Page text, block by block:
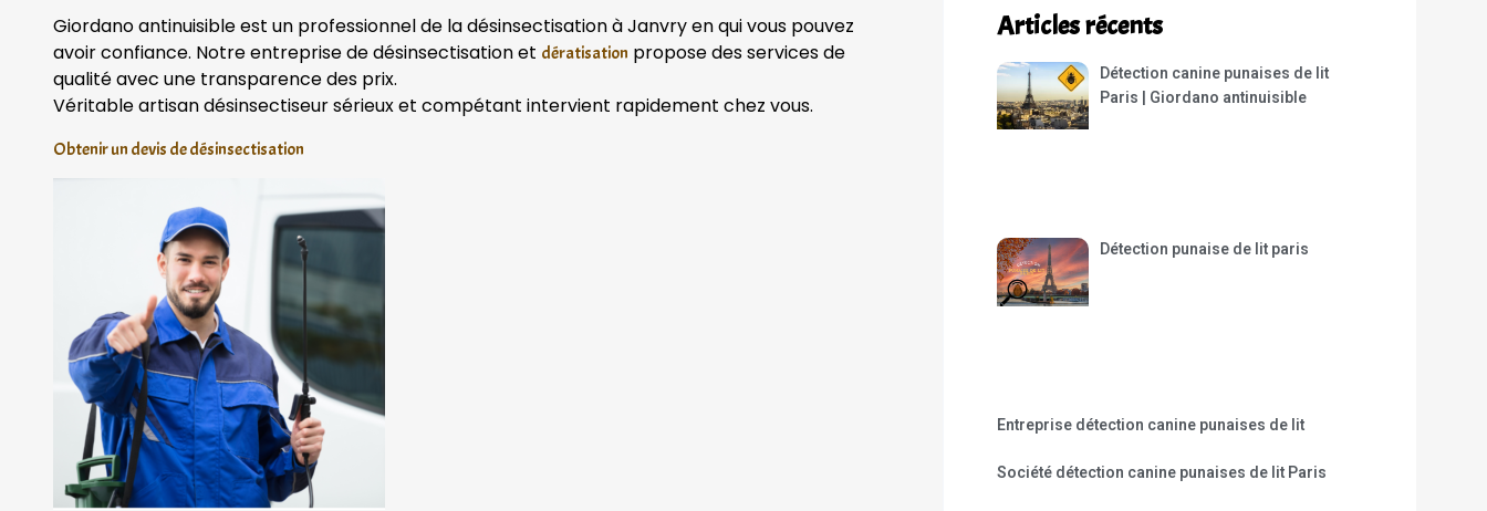
Giordano antinuisible est un professionnel de la désinsectisation à Janvry en qui vous pouvez
avoir confiance. Notre entreprise de désinsectisation et dératisation propose des services de
qualité avec une transparence des prix.
Véritable artisan désinsectiseur sérieux et compétant intervient rapidement chez vous.
Obtenir un devis de désinsectisation
Articles récents
Détection canine punaises de lit
Paris | Giordano antinuisible
Détection punaise de lit paris
Entreprise détection canine punaises de lit
Société détection canine punaises de lit Paris